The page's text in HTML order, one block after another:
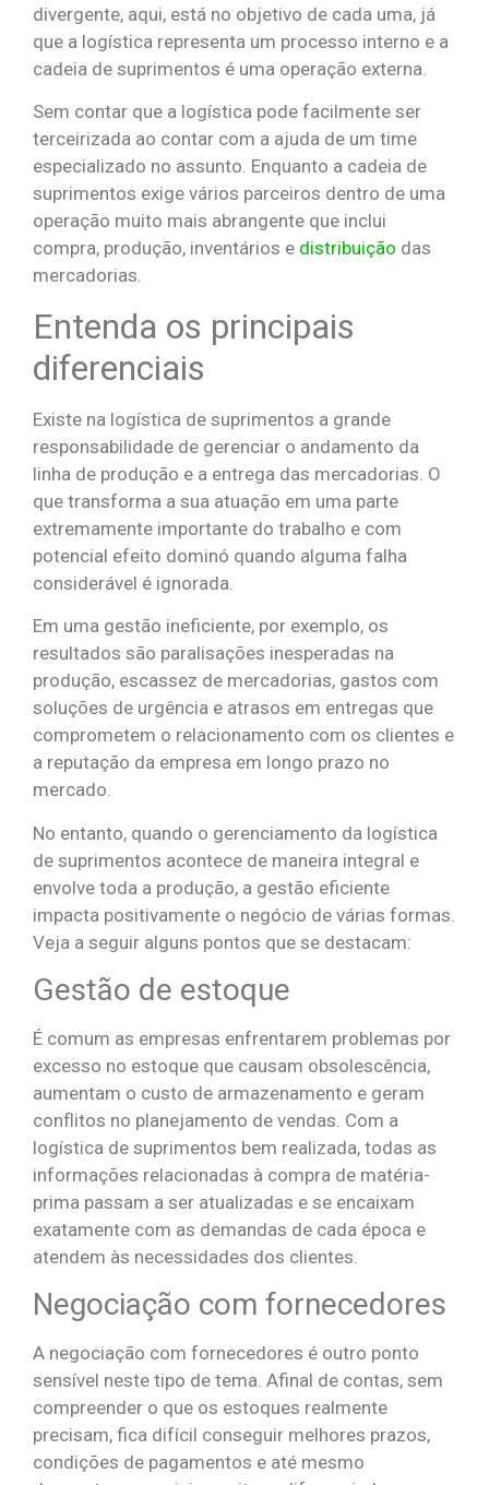
divergente, aqui, está no objetivo de cada uma, já
que a logística representa um processo interno e a
cadeia de suprimentos é uma operação externa.
Sem contar que a logística pode facilmente ser
terceirizada ao contar com a ajuda de um time
especializado no assunto. Enquanto a cadeia de
suprimentos exige vários parceiros dentro de uma
operação muito mais abrangente que inclui
compra, produção, inventários e distribuição das
mercadorias.
Entenda os principais
diferenciais
Existe na logística de suprimentos a grande
responsabilidade de gerenciar o andamento da
linha de produção e a entrega das mercadorias. O
que transforma a sua atuação em uma parte
extremamente importante do trabalho e com
potencial efeito dominó quando alguma falha
considerável é ignorada.
Em uma gestão ineficiente, por exemplo, os
resultados são paralisações inesperadas na
produção, escassez de mercadorias, gastos com
soluções de urgência e atrasos em entregas que
comprometem o relacionamento com os clientes e
a reputação da empresa em longo prazo no
mercado.
No entanto, quando o gerenciamento da logística
de suprimentos acontece de maneira integral e
envolve toda a produção, a gestão eficiente
impacta positivamente o negócio de várias formas.
Veja a seguir alguns pontos que se destacam:
Gestão de estoque
É comum as empresas enfrentarem problemas por
excesso no estoque que causam obsolescência,
aumentam o custo de armazenamento e geram
conflitos no planejamento de vendas. Com a
logística de suprimentos bem realizada, todas as
informações relacionadas à compra de matéria-
prima passam a ser atualizadas e se encaixam
exatamente com as demandas de cada época e
atendem às necessidades dos clientes.
Negociação com fornecedores
A negociação com fornecedores é outro ponto
sensível neste tipo de tema. Afinal de contas, sem
compreender o que os estoques realmente
precisam, fica difícil conseguir melhores prazos,
condições de pagamentos e até mesmo